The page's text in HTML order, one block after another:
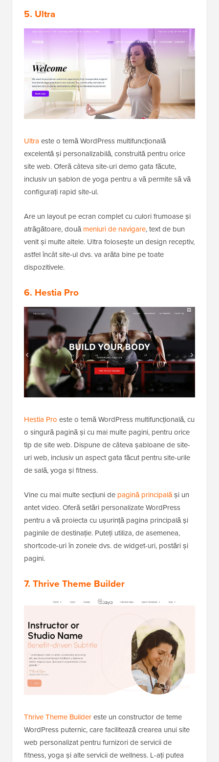
5. Ultra
Ultra este o temă WordPress multifuncțională
excelentă și personalizabilă, construită pentru orice
site web. Oferă câteva site-uri demo gata făcute,
inclusiv un șablon de yoga pentru a vă permite să vă
configurați rapid site-ul.
Are un layout pe ecran complet cu culori frumoase și
atrăgătoare, douămeniuri de navigare, text de bun
venit și multe altele. Ultra folosește un design receptiv,
astfel încât site-ul dvs. va arăta bine pe toate
dispozitivele.
6. Hestia Pro
Hestia Pro este o temă WordPress multifuncțională, cu
o singură pagină și cu mai multe pagini, pentru orice
tip de site web. Dispune de câteva șabloane de site-
uri web, inclusiv un aspect gata făcut pentru site-urile
de sală, yoga și fitness.
Vine cu mai multe secțiuni de pagină principalăși un
antet video. Oferă setări personalizate WordPress
pentru a vă proiecta cu ușurință pagina principală și
paginile de destinație. Puteți utiliza, de asemenea,
shortcode-uri în zonele dvs. de widget-uri, postări și
pagini.
7. Thrive Theme Builder
Thrive Theme Buildereste un constructor de teme
WordPress puternic, care facilitează crearea unui site
web personalizat pentru furnizori de servicii de
fitness, yoga și alte servicii de wellness. L-ați putea